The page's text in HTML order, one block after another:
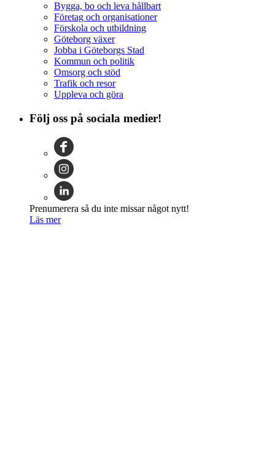
Bygga, bo och leva hållbart
Företag och organisationer
Förskola och utbildning
Göteborg växer
Jobba i Göteborgs Stad
Kommun och politik
Omsorg och stöd
Trafik och resor
Uppleva och göra
Följ oss på sociala medier!
Prenumerera så du inte missar något nytt!
Läs mer